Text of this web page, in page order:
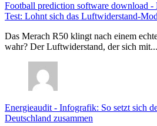
Football prediction software download -
Test: Lohnt sich das Luftwiderstand-
Das Merach R50 klingt nach einem
wahr? Der Luftwiderstand, der sich mit...
Energieaudit - Infografik: So setzt sich
Deutschland zusammen